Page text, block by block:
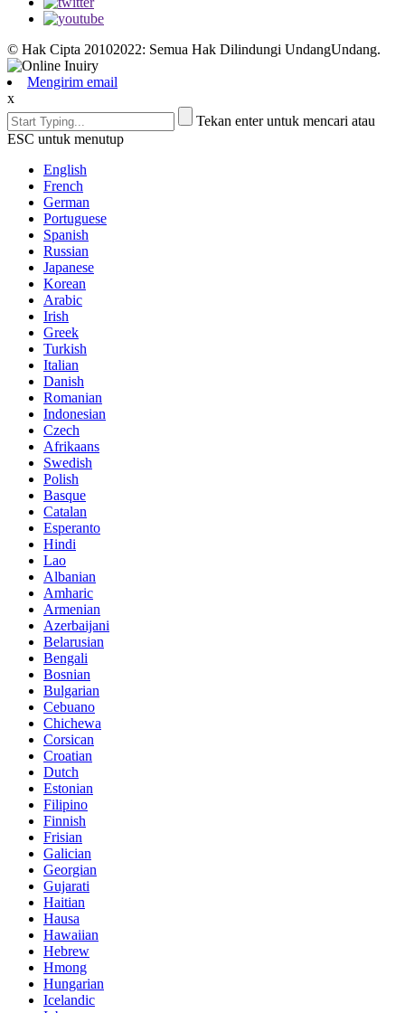
© Hak Cipta 20102022: Semua Hak Dilindungi UndangUndang.
Mengirim email
x
Tekan enter untuk mencari atau
ESC untuk menutup
English
French
German
Portuguese
Spanish
Russian
Japanese
Korean
Arabic
Irish
Greek
Turkish
Italian
Danish
Romanian
Indonesian
Czech
Afrikaans
Swedish
Polish
Basque
Catalan
Esperanto
Hindi
Lao
Albanian
Amharic
Armenian
Azerbaijani
Belarusian
Bengali
Bosnian
Bulgarian
Cebuano
Chichewa
Corsican
Croatian
Dutch
Estonian
Filipino
Finnish
Frisian
Galician
Georgian
Gujarati
Haitian
Hausa
Hawaiian
Hebrew
Hmong
Hungarian
Icelandic